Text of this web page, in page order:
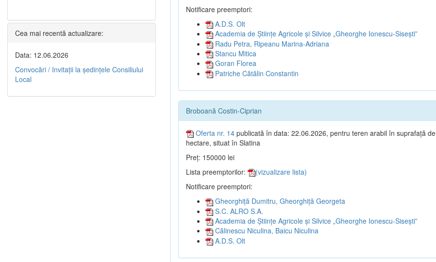
Notificare preemptori:
A.D.S. Olt
Academia de Științe Agricole și Silvice „Gheorghe Ionescu-Sisești”
Radu Petra, Ripeanu Marina-Adriana
Stancu Mitica
Goran Florea
Patriche Cătălin Constantin
Broboană Costin-Ciprian
Oferta nr. 14 publicată în data: 22.06.2026, pentru teren arabil în suprafață
hectare, situat în Slatina
Preț: 150000 lei
Lista preemptorilor:
(vizualizare lista)
Notificare preemptori:
Gheorghiță Dumitru, Gheorghiță Georgeta
S.C. ALRO S.A.
Academia de Științe Agricole și Silvice „Gheorghe Ionescu-Sisești”
Călinescu Niculina, Baicu Niculina
A.D.S. Olt
Cea mai recentă actualizare:
Data: 12.06.2026
Convocări / Invitaţii la şedinţele Consiliului
Local